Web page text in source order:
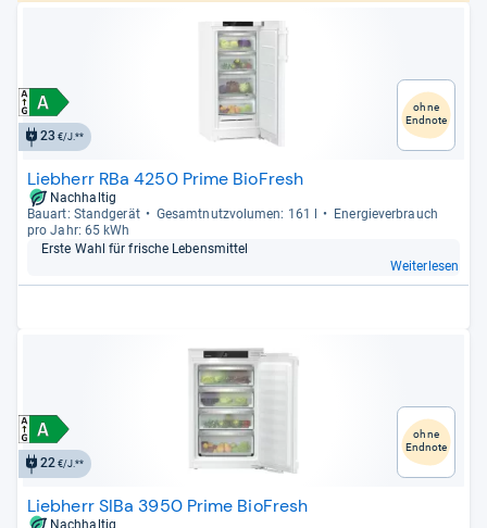
23 €/J.**
ohne
Endnote
Liebherr RBa 4250 Prime BioFresh
Nachhaltig
Bau­art: Stand­ge­rät
Gesamt­nutz­vo­lu­men: 161 l
Ener­gie­ver­brauch
pro Jahr: 65 kWh
Erste Wahl für fri­sche Lebens­mit­tel
Weiterlesen
22€/J.**
ohne
Endnote
Liebherr SIBa 3950 Prime BioFresh
Nachhaltig